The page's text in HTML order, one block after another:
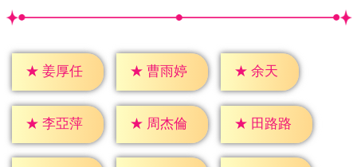
★ 姜厚任 ★ 曹雨婷 ★ 余天
★ 李亞萍 ★ 周杰倫 ★ 田路路